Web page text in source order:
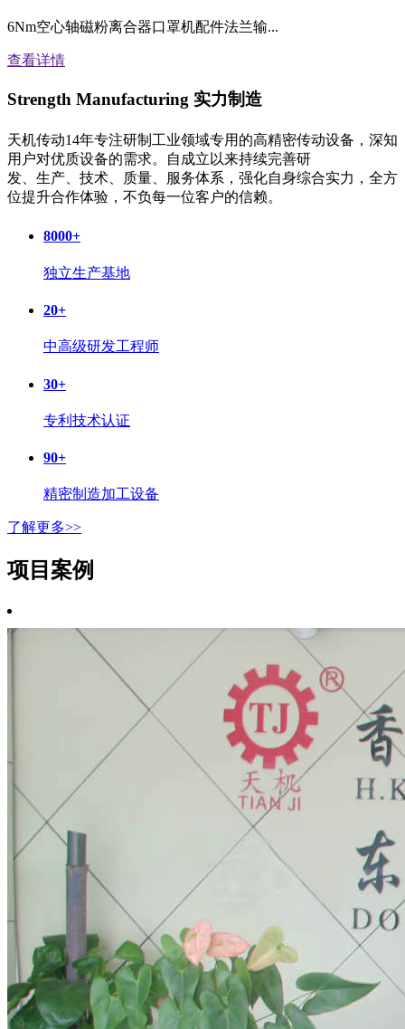
6Nm空心轴磁粉离合器口罩机配件法兰输...
查看详情
Strength Manufacturing 实力制造
天机传动14年专注研制工业领域专用的高精密传动设备，深知
用户对优质设备的需求。自成立以来持续完善研
发、生产、技术、质量、服务体系，强化自身综合实力，全方
位提升合作体验，不负每一位客户的信赖。
8000+
独立生产基地
20+
中高级研发工程师
30+
专利技术认证
90+
精密制造加工设备
了解更多>>
项目案例